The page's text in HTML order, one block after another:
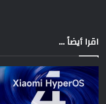
اقرا أيضاً ...